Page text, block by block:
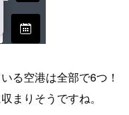
る空港は全部で6つ！
まりそうですね。